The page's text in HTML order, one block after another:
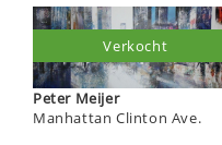
Peter Meijer
Manhattan Clinton Ave.
Verkocht